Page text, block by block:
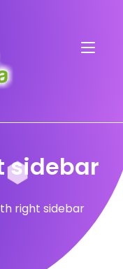
sidebar
right sidebar